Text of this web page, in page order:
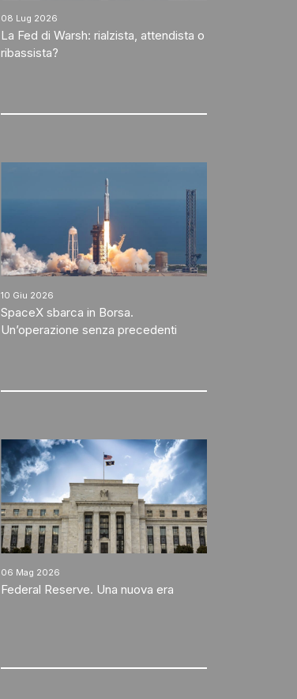
08 Lug 2026
La Fed di Warsh: rialzista, attendista o
ribassista?
10 Giu 2026
SpaceX sbarca in Borsa.
Un’operazione senza precedenti
06 Mag 2026
Federal Reserve. Una nuova era